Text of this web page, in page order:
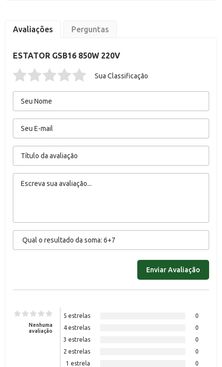
Avaliações Perguntas
ESTATOR GSB16 850W 220V
Sua Classificação
Nenhuma
avaliação
5 estrelas
0
4 estrelas
0
3 estrelas
0
2 estrelas
0
1 estrela
0